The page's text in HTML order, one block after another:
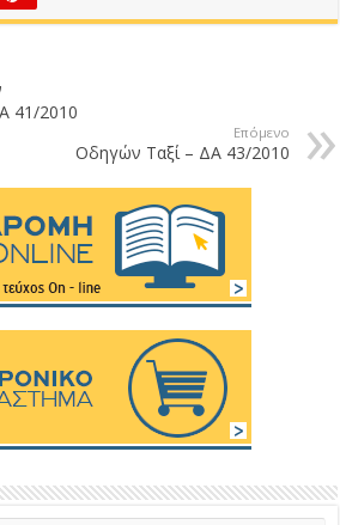
41/2010
Επόμενο
Οδηγών Ταξί – ΔΑ 43/2010